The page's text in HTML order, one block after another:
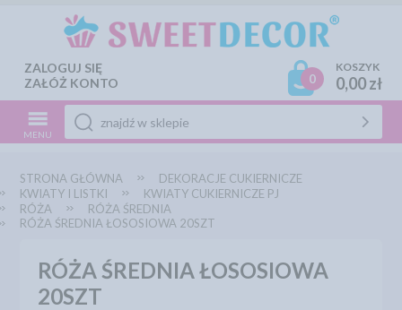
ZALOGUJ SIĘ
ZAŁÓŻ KONTO
0
KOSZYK
0,00 zł
MENU
STRONA GŁÓWNA
DEKORACJE CUKIERNICZE
KWIATY I LISTKI
KWIATY CUKIERNICZE PJ
RÓŻA
RÓŻA ŚREDNIA
RÓŻA ŚREDNIA ŁOSOSIOWA 20SZT
RÓŻA ŚREDNIA ŁOSOSIOWA
20SZT